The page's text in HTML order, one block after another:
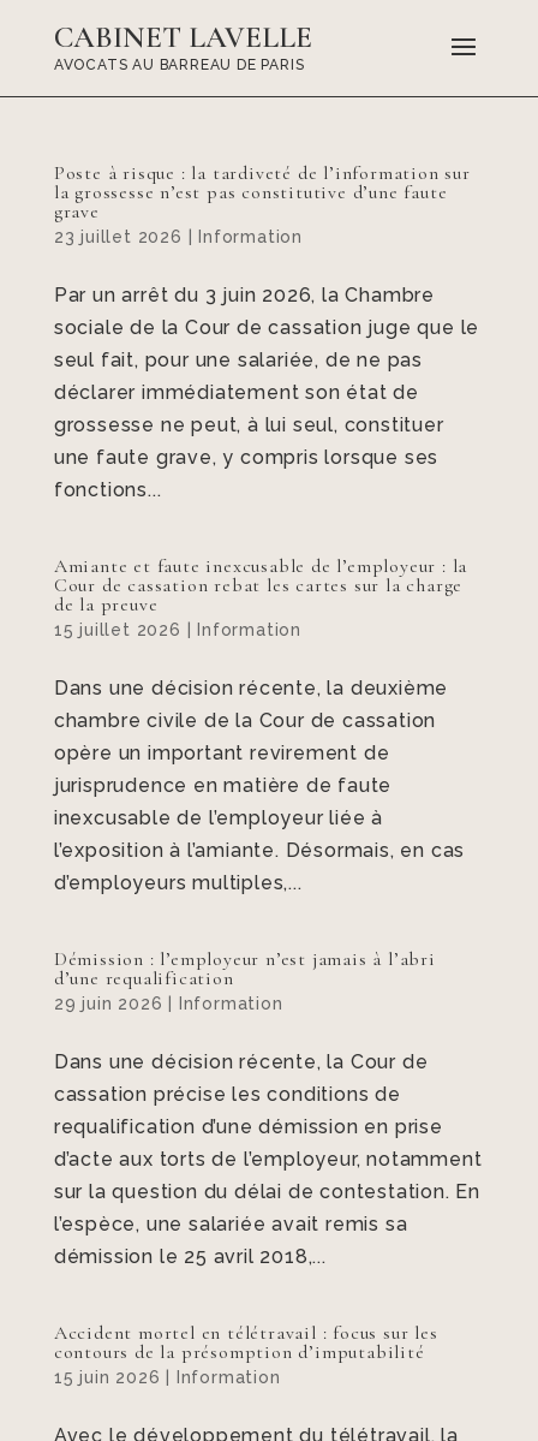
CABINET LAVELLE
AVOCATS AU BARREAU DE PARIS
Poste à risque : la tardiveté de l’information sur
la grossesse n’est pas constitutive d’une faute
grave
23 juillet 2026 Information
Par un arrêt du 3 juin 2026, la Chambre
sociale de la Cour de cassation juge que le
seul fait, pour une salariée, de ne pas
déclarer immédiatement son état de
grossesse ne peut, à lui seul, constituer
une faute grave, y compris lorsque ses
fonctions...
Amiante et faute inexcusable de l’employeur : la
Cour de cassation rebat les cartes sur la charge
de la preuve
15 juillet 2026 Information
Dans une décision récente, la deuxième
chambre civile de la Cour de cassation
opère un important revirement de
jurisprudence en matière de faute
inexcusable de l’employeur liée à
l’exposition à l’amiante. Désormais, en cas
d’employeurs multiples,...
Démission : l’employeur n’est jamais à l’abri
d’une requalification
29 juin 2026 Information
Dans une décision récente, la Cour de
cassation précise les conditions de
requalification d’une démission en prise
d’acte aux torts de l’employeur, notamment
sur la question du délai de contestation. En
l’espèce, une salariée avait remis sa
démission le 25 avril 2018,...
Accident mortel en télétravail : focus sur les
contours de la présomption d’imputabilité
15 juin 2026 Information
Avec le développement du télétravail, la